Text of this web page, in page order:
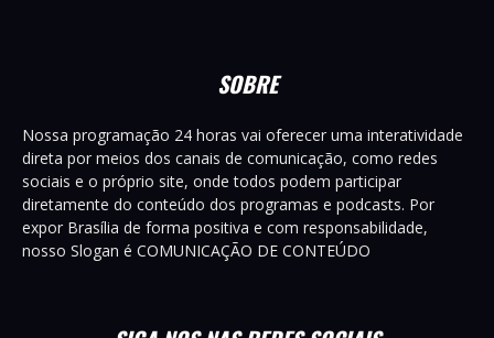
SOBRE
Nossa programação 24 horas vai oferecer uma interatividade
direta por meios dos canais de comunicação, como redes
sociais e o próprio site, onde todos podem participar
diretamente do conteúdo dos programas e podcasts. Por
expor Brasília de forma positiva e com responsabilidade,
nosso Slogan é COMUNICAÇÃO DE CONTEÚDO